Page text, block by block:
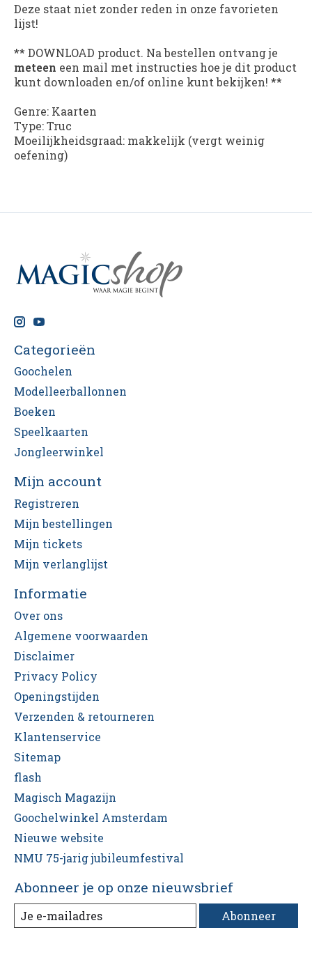
Deze staat niet zonder reden in onze favorieten
lijst!
** DOWNLOAD product. Na bestellen ontvang je
meteen een mail met instructies hoe je dit product
kunt downloaden en/of online kunt bekijken! **
Genre: Kaarten
Type: Truc
Moeilijkheidsgraad: makkelijk (vergt weinig
oefening)
Categorieën
Goochelen
Modelleerballonnen
Boeken
Speelkaarten
Jongleerwinkel
Mijn account
Registreren
Mijn bestellingen
Mijn tickets
Mijn verlanglijst
Informatie
Over ons
Algemene voorwaarden
Disclaimer
Privacy Policy
Openingstijden
Verzenden & retourneren
Klantenservice
Sitemap
flash
Magisch Magazijn
Goochelwinkel Amsterdam
Nieuwe website
NMU 75-jarig jubileumfestival
Abonneer je op onze nieuwsbrief
Abonneer